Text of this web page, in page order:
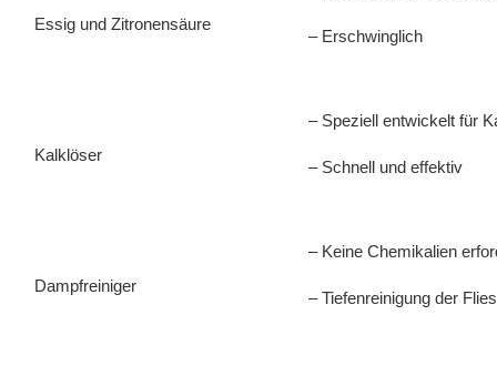
Essig und Zitronensäure
– Erschwinglich
Kalklöser
– Speziell entwickelt für
– Schnell und effektiv
Dampfreiniger
– Keine Chemikalien
– Tiefenreinigung der